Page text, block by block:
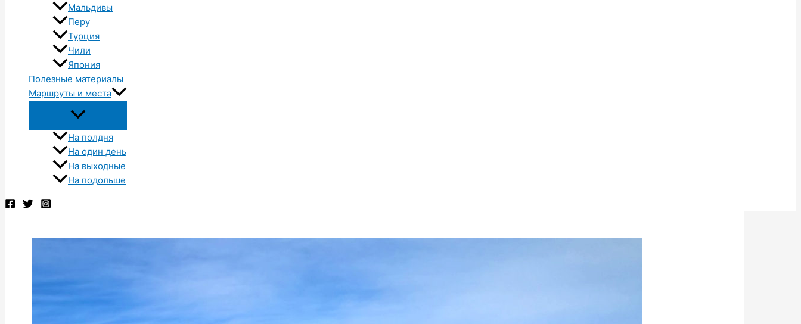
Мальдивы
Перу
Турция
Чили
Япония
Полезные материалы
Маршруты и места
На полдня
На один день
На выходные
На подольше